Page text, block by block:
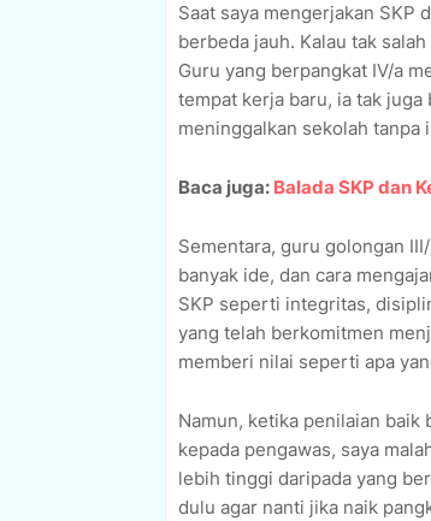
Saat saya mengerjakan SKP
berbeda jauh. Kalau tak
Guru yang berpangkat IV/a
tempat kerja baru, ia tak
meninggalkan sekolah tanpa
Baca juga: Balada SKP dan
Sementara, guru golongan
banyak ide, dan cara
SKP seperti integritas,
yang telah berkomitmen
memberi nilai seperti apa
Namun, ketika penilaian
kepada pengawas, saya
lebih tinggi daripada yang
dulu agar nanti jika naik